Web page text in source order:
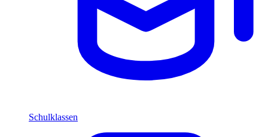
Schulklassen